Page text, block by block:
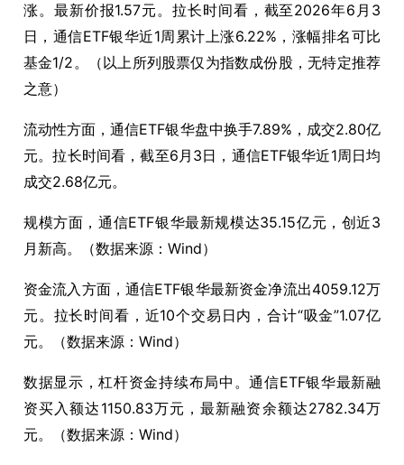
涨。最新价报1.57元。拉长时间看，截至2026年6月3
日，通信ETF银华近1周累计上涨6.22%，涨幅排名可比
基金1/2。（以上所列股票仅为指数成份股，无特定推荐
之意）
流动性方面，通信ETF银华盘中换手7.89%，成交2.80亿
元。拉长时间看，截至6月3日，通信ETF银华近1周日均
成交2.68亿元。
规模方面，通信ETF银华最新规模达35.15亿元，创近3
月新高。（数据来源：Wind）
资金流入方面，通信ETF银华最新资金净流出4059.12万
元。拉长时间看，近10个交易日内，合计“吸金”1.07亿
元。（数据来源：Wind）
数据显示，杠杆资金持续布局中。通信ETF银华最新融
资买入额达1150.83万元，最新融资余额达2782.34万
元。（数据来源：Wind）